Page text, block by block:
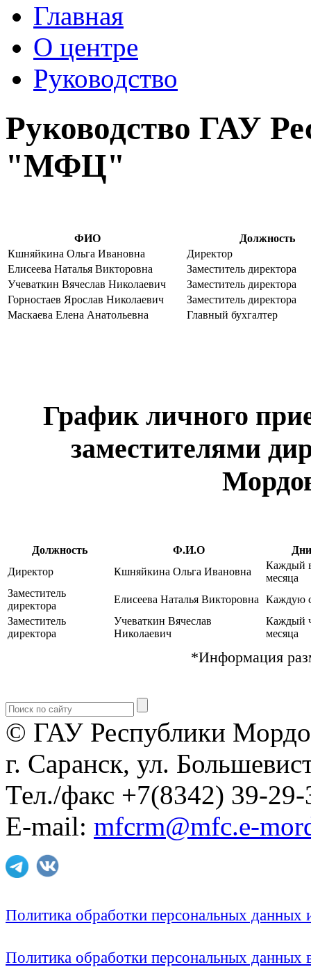
Главная
О центре
Руководство
Руководство ГАУ
"МФЦ"
ФИО
Кшняйкина Ольга Ивановна
Директор
Елисеева Наталья Викторовна
Заместитель директора
Учеваткин Вячеслав Николаевич
Заместитель директора
Горностаев Ярослав Николаевич
Заместитель директора
Маскаева Елена Анатольевна
Главный бухгалтер
График личного
заместителями
Должность Ф.И.О
Директор
Кшняйкина Ольга Ивановна
Каждый
месяца
Заместитель
директора
Елисеева Наталья Викторовна
Каждую
Заместитель
директора
Учеваткин Вячеслав
Николаевич
Каждый
месяца
*Информация
© ГАУ Республики
г. Саранск, ул.
Тел./факс +7(8342) 39-29-
E-mail: mfcrm@mfc.e-
Политика обработки персональных
Политика обработки персональных